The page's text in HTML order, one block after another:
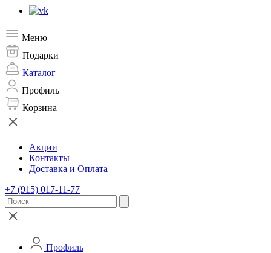
Меню
Подарки
Каталог
Профиль
Корзина
Акции
Контакты
Доставка и Оплата
+7 (915) 017-11-77
Профиль